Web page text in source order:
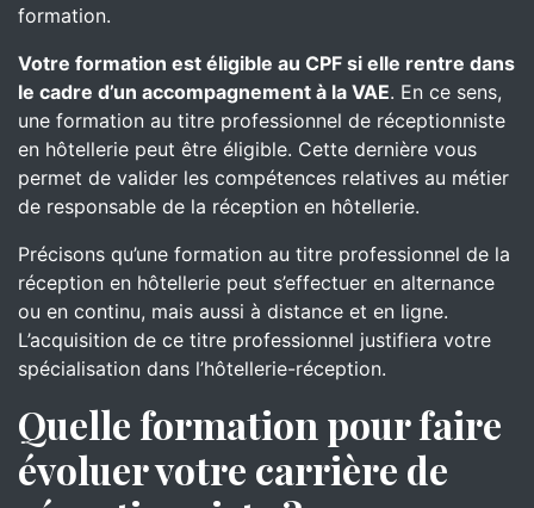
formation.
Votre formation est éligible au CPF si elle rentre dans
le cadre d’un accompagnement à la VAE. En ce sens,
une formation au titre professionnel de réceptionniste
en hôtellerie peut être éligible. Cette dernière vous
permet de valider les compétences relatives au métier
de responsable de la réception en hôtellerie.
Précisons qu’une formation au titre professionnel de la
réception en hôtellerie peut s’effectuer en alternance
ou en continu, mais aussi à distance et en ligne.
L’acquisition de ce titre professionnel justifiera votre
spécialisation dans l’hôtellerie-réception.
Quelle formation pour faire
évoluer votre carrière de